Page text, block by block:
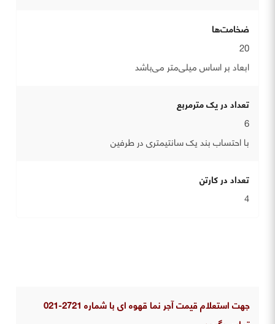
ضخامت‌ها
20
ابعاد بر اساس میلی‌متر می‌باشد
تعداد در یک مترمربع
6
با احتساب بند یک سانتیمتری در طرفین
تعداد در کارتن
4
جهت استعلام قیمت آجر نما قهوه ای با شماره 2721-021